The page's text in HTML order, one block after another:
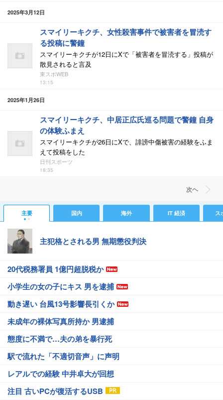
2025年3月12日
スマイリーキクチ、女性殺害事件で被害者を冒涜す
る投稿に警鐘
スマイリーキクチが12日にXで「被害者を冒涜する」投稿が
散見されると言及
東スポWEB
13:15
2025年1月26日
スマイリーキクチ、中居正広氏巡る問題で警鐘 自身
の体験ふまえ
スマイリーキクチが26日にXで、誹謗中傷被害の経験をふま
えて投稿をした
日刊スポーツ
18:35
次ヘ
主要 国内 海外 IT 経済 ス
主犯格とされる男 無期懲役判決
20代税務署員 1億円超脱税か
小学生の女の子にキス 男を逮捕
動き遅い 台風13号影響長引くか
未成年の裸体写真所持か 男逮捕
態度に不満で…夫の弟を暴行死
駅で流れた「不適切音声」に声明
レアルでの経験 中井卓大が回想
注目 古いPCが復活するUSB